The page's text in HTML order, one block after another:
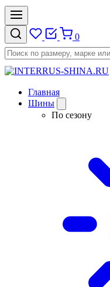
0
Главная
Шины
По сезону